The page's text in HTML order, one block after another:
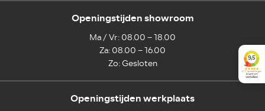
Openingstijden showroom
Ma / Vr: 08.00 – 18.00
Za: 08.00 – 16.00
Zo: Gesloten
Openingstijden werkplaats